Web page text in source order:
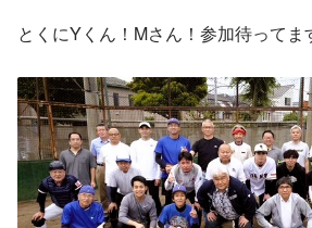
とくにYくん！Mさん！参加待ってま